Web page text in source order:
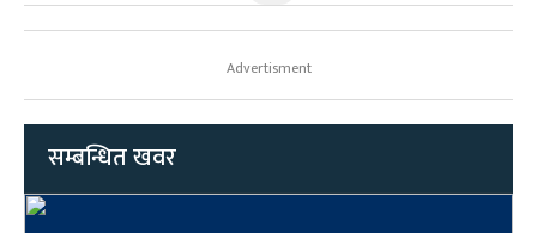
Advertisment
सम्बन्धित खवर